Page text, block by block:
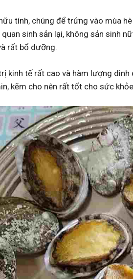
tính, chúng để trứng vào mùa
sinh sản lại, không sản sinh
rất bổ dưỡng.
kinh tế rất cao và hàm lượng
kẽm cho nên rất tốt cho sức